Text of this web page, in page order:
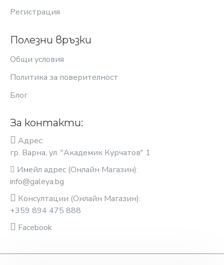
Регистрация
Полезни връзки
Общи условия
Политика за поверителност
Блог
За контакти:
Адрес:
гр. Варна, ул. "Академик Курчатов" 1
Имейл адрес (Онлайн Магазин):
info@galeya.bg
Консултации (Онлайн Магазин):
+359 894 475 888
Facebook